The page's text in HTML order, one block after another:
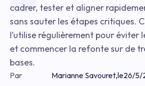
cadrer, tester et aligner
sans sauter les étapes critiques.
l’utilise régulièrement pour éviter
et commencer la refonte sur de
bases.
Par Marianne Savouret,le26/5/